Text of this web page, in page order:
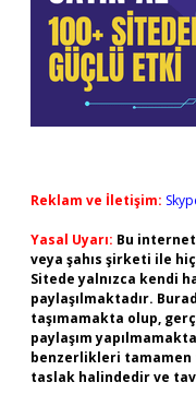
Reklam ve İletişim:
Yasal Uyarı: Bu
veya şahıs şirketi ile
Sitede yalnızca kendi
paylaşılmaktadır.
taşımamakta olup,
paylaşım
benzerlikleri
taslak halindedir ve